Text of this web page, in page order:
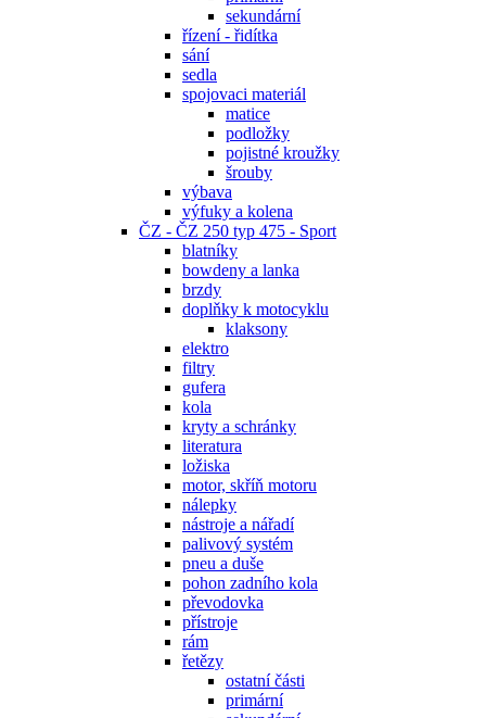
sekundární
řízení - řidítka
sání
sedla
spojovaci materiál
matice
podložky
pojistné kroužky
šrouby
výbava
výfuky a kolena
ČZ - ČZ 250 typ 475 - Sport
blatníky
bowdeny a lanka
brzdy
doplňky k motocyklu
klaksony
elektro
filtry
gufera
kola
kryty a schránky
literatura
ložiska
motor, skříň motoru
nálepky
nástroje a nářadí
palivový systém
pneu a duše
pohon zadního kola
převodovka
přístroje
rám
řetězy
ostatní části
primární